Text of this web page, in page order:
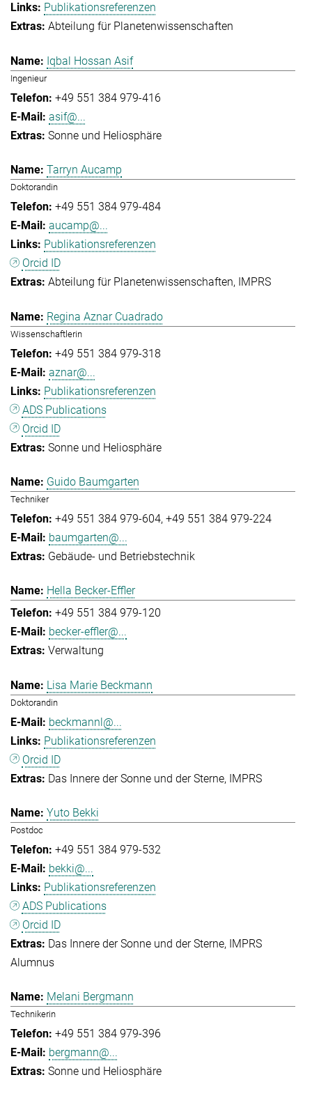
Publikationsreferenzen
Abteilung für Planetenwissenschaften
Iqbal Hossan Asif
Ingenieur
+49 551 384 979-416
asif@...
Sonne und Heliosphäre
Tarryn Aucamp
Doktorandin
+49 551 384 979-484
aucamp@...
Publikationsreferenzen
Orcid ID
Abteilung für Planetenwissenschaften IMPRS
Regina Aznar Cuadrado
Wissenschaftlerin
+49 551 384 979-318
aznar@...
Publikationsreferenzen
ADS Publications
Orcid ID
Sonne und Heliosphäre
Guido Baumgarten
Techniker
+49 551 384 979-604 +49 551 384 979-224
baumgarten@...
Gebäude- und Betriebstechnik
Hella Becker-Effler
+49 551 384 979-120
becker-effler@...
Verwaltung
Lisa Marie Beckmann
Doktorandin
beckmannl@...
Publikationsreferenzen
Orcid ID
Das Innere der Sonne und der Sterne IMPRS
Yuto Bekki
Postdoc
+49 551 384 979-532
bekki@...
Publikationsreferenzen
ADS Publications
Orcid ID
Das Innere der Sonne und der Sterne IMPRS
Alumnus
Melani Bergmann
Technikerin
+49 551 384 979-396
bergmann@...
Sonne und Heliosphäre